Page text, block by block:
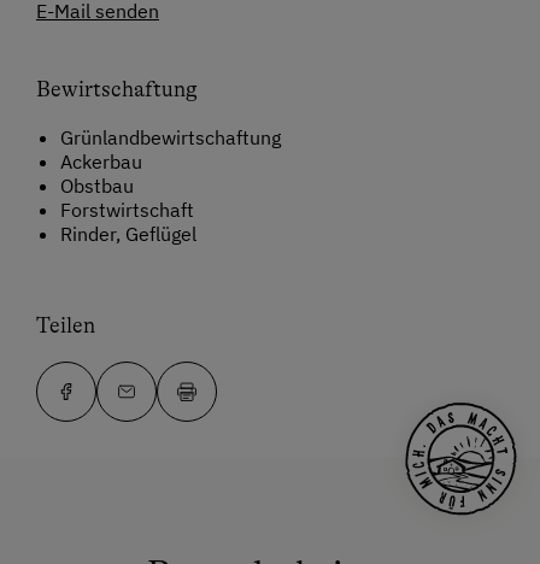
E-Mail senden
Bewirtschaftung
Grünlandbewirtschaftung
Ackerbau
Obstbau
Forstwirtschaft
Rinder, Geflügel
Teilen